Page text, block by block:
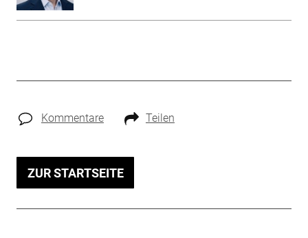
Kommentare Teilen
ZUR STARTSEITE